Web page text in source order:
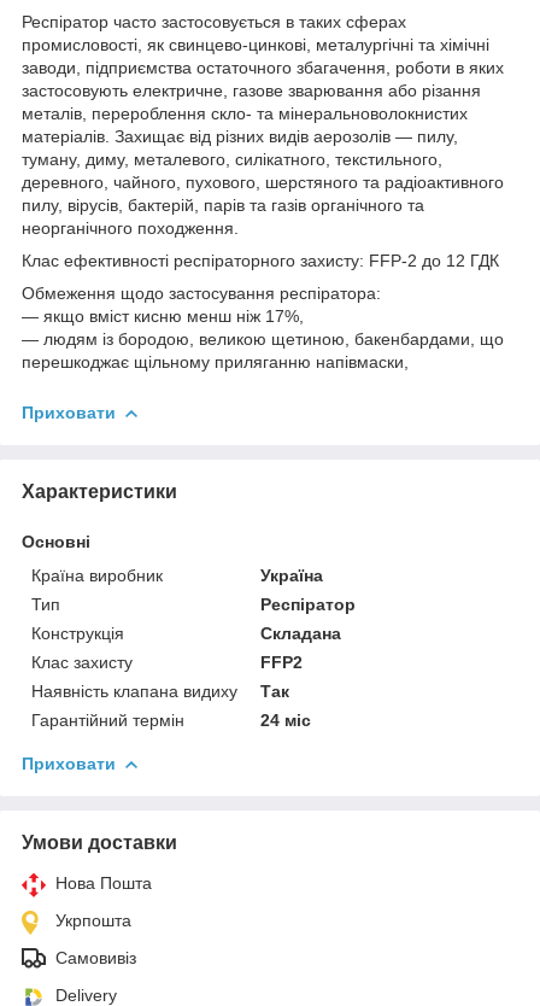
Респіратор часто застосовується в таких сферах
промисловості, як свинцево-цинкові, металургічні та хімічні
заводи, підприємства остаточного збагачення, роботи в яких
застосовують електричне, газове зварювання або різання
металів, перероблення скло- та мінеральноволокнистих
матеріалів. Захищає від різних видів аерозолів — пилу,
туману, диму, металевого, силікатного, текстильного,
деревного, чайного, пухового, шерстяного та радіоактивного
пилу, вірусів, бактерій, парів та газів органічного та
неорганічного походження.
Клас ефективності респіраторного захисту: FFP-2 до 12 ГДК
Обмеження щодо застосування респіратора:
― якщо вміст кисню менш ніж 17%,
― людям із бородою, великою щетиною, бакенбардами, що
перешкоджає щільному приляганню напівмаски,
Приховати
Характеристики
Основні
Країна виробник
Україна
Тип
Респіратор
Конструкція
Складана
Клас захисту
FFP2
Наявність клапана видиху
Так
Гарантійний термін
24 міс
Приховати
Умови доставки
Нова Пошта
Укрпошта
Самовивіз
Delivery